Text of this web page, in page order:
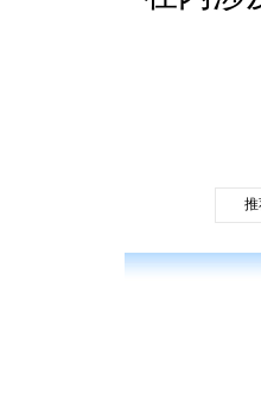
推